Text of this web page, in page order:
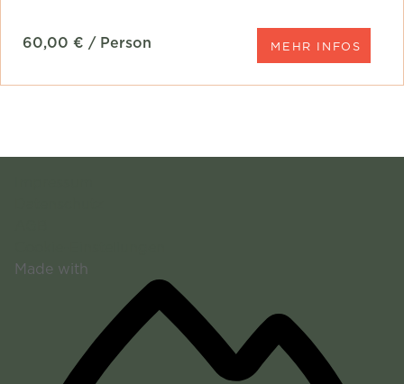
60,00 € / Person MEHR INFOS
Made with